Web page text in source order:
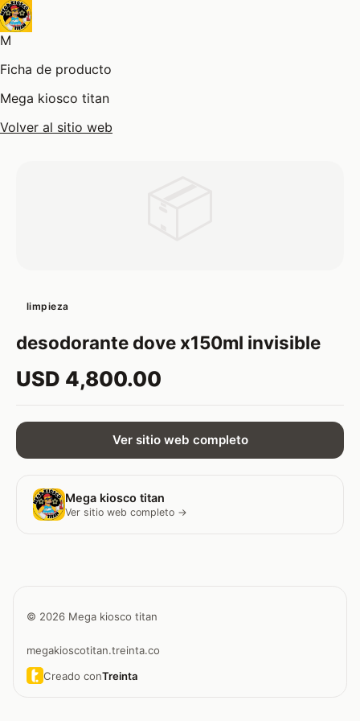
M
Ficha de producto
Mega kiosco titan
Volver al sitio web
limpieza
desodorante dove x150ml invisible
USD 4,800.00
Ver sitio web completo
Mega kiosco titan
Ver sitio web completo →
© 2026 Mega kiosco titan
megakioscotitan.treinta.co
Creado conTreinta